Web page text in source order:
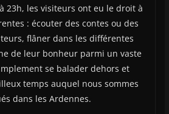
23h, les visiteurs ont eu le droit à
: écouter des contes ou des
flâner dans les différentes
de leur bonheur parmi un vaste
se balader dehors et
temps auquel nous sommes
dans les Ardennes.